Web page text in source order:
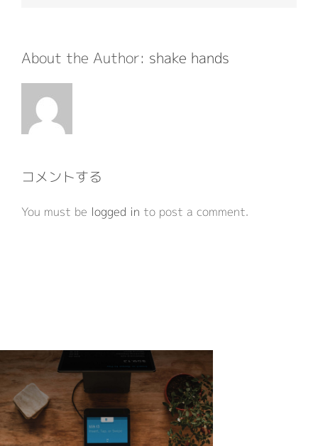
About the Author: shake hands
コメントする
You must be logged in to post a comment.